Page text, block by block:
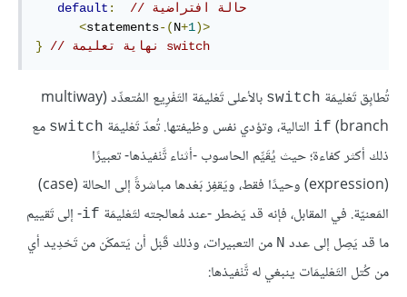
default :
// حالة افتراضية
<statements-(N+1)>
}
// نهاية تعليمة switch
تُطابِق تَعْليمَة switch
بالأعلى تَعْليمَة التَفْرِيع المُتعدِّد (multiway
branch)‏
if التالية، وتؤدي نفس وظيفتها. تُعدّ تَعْليمَة switch مع
ذلك أكثر كفاءة؛ حيث يُقَيِّم الحاسوب -أثناء تَّنْفيذها- تعبيرًا
(expression) وحيدًا فقط، ويَقفِز بَعْدها مباشرةً إلى الحالة (case)
المَعنيّة. في المقابل، فإنه قد يَضطر -عند مُعالجته لتَعْليمَة if- إلى تَقييم
ما قد يَصِل إلى عدد N من التعبيرات، وذلك قَبْل أن يَتمكَن من تَحْدِيد أي
من كُتل التَعْليمَات ينبغي له تَّنْفيذها: